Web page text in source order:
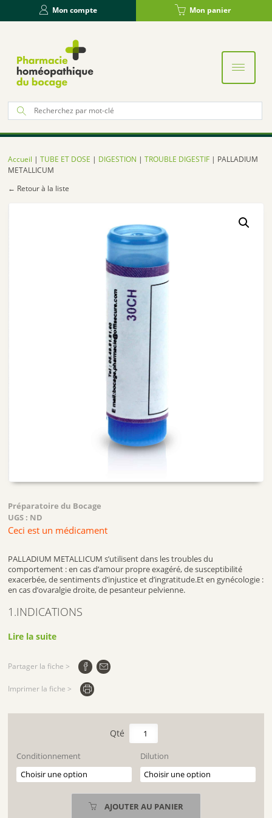
Mon compte Mon panier
:
Accueil |TUBE ET DOSE | DIGESTION |TROUBLE DIGESTIF | PALLADIUM
METALLICUM
← Retour à la liste
Préparatoire du Bocage
UGS : ND
Ceci est un médicament
PALLADIUM METALLICUM s’utilisent dans les troubles du
comportement : en cas d’amour propre exagéré, de susceptibilité
exacerbée, de sentiments d’injustice et d’ingratitude.Et en gynécologie :
en cas d’ovaralgie droite, de pesanteur pelvienne.
1.INDICATIONS
une basse dilution stimule l’organe, une moyenne régule et une
3. PRODUITS:
Ce produit en granule ou dose est un médicament homéopathique
Dilutions : 4 CH, 5 CH, 7 CH, 9 CH, 15 CH, 30 CH
principe actif PALLADIUM METALLICUM :
Excipients à effet notoire : xylitol. Voie d’administration : Voie orale.
5.PRISE:
Pour obtenir les granules ,vous renversez et tournez le bouchon pour
sortir les granules du tube.
Lire la suite
Partager la fiche >
Imprimer la fiche >
Conditionnement Dilution
quantité
de
PALLADIUM
METALLICUM
AJOUTER AU PANIER
Panneau de gestion des cookies